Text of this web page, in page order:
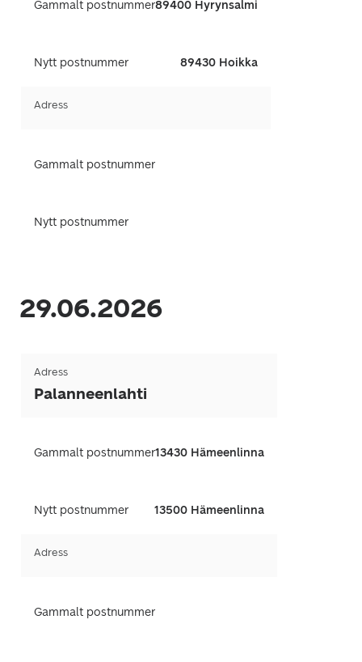
Gammalt postnummer89400 Hyrynsalmi
Nytt postnummer 89430 Hoikka
Adress
Gammalt postnummer
Nytt postnummer
29.06.2026
Adress
Palanneenlahti
Gammalt postnummer13430 Hämeenlinna
Nytt postnummer 13500 Hämeenlinna
Adress
Gammalt postnummer